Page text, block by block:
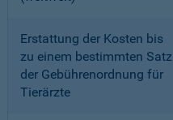
Erstattung der Kosten bis
zu einem bestimmten Satz
der Gebührenordnung für
Tierärzte